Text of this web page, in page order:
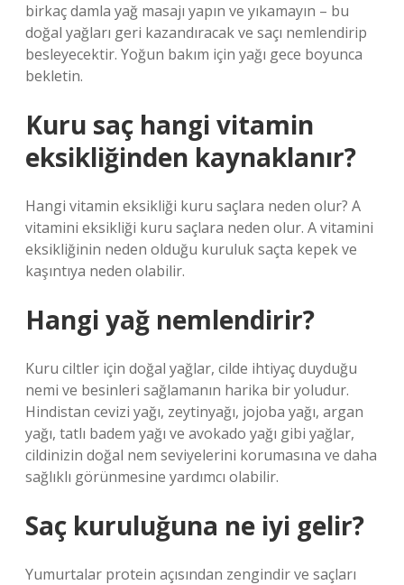
birkaç damla yağ masajı yapın ve yıkamayın – bu
doğal yağları geri kazandıracak ve saçı nemlendirip
besleyecektir. Yoğun bakım için yağı gece boyunca
bekletin.
Kuru saç hangi vitamin
eksikliğinden kaynaklanır?
Hangi vitamin eksikliği kuru saçlara neden olur? A
vitamini eksikliği kuru saçlara neden olur. A vitamini
eksikliğinin neden olduğu kuruluk saçta kepek ve
kaşıntıya neden olabilir.
Hangi yağ nemlendirir?
Kuru ciltler için doğal yağlar, cilde ihtiyaç duyduğu
nemi ve besinleri sağlamanın harika bir yoludur.
Hindistan cevizi yağı, zeytinyağı, jojoba yağı, argan
yağı, tatlı badem yağı ve avokado yağı gibi yağlar,
cildinizin doğal nem seviyelerini korumasına ve daha
sağlıklı görünmesine yardımcı olabilir.
Saç kuruluğuna ne iyi gelir?
Yumurtalar protein açısından zengindir ve saçları